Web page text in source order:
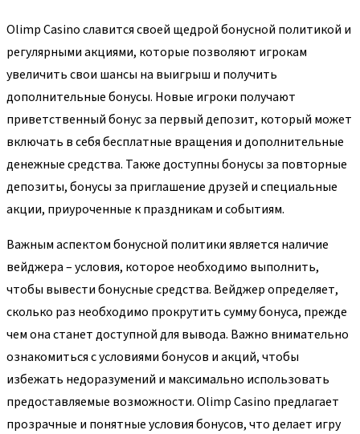
Olimp Casino славится своей щедрой бонусной политикой и
регулярными акциями, которые позволяют игрокам
увеличить свои шансы на выигрыш и получить
дополнительные бонусы. Новые игроки получают
приветственный бонус за первый депозит, который может
включать в себя бесплатные вращения и дополнительные
денежные средства. Также доступны бонусы за повторные
депозиты, бонусы за приглашение друзей и специальные
акции, приуроченные к праздникам и событиям.
Важным аспектом бонусной политики является наличие
вейджера – условия, которое необходимо выполнить,
чтобы вывести бонусные средства. Вейджер определяет,
сколько раз необходимо прокрутить сумму бонуса, прежде
чем она станет доступной для вывода. Важно внимательно
ознакомиться с условиями бонусов и акций, чтобы
избежать недоразумений и максимально использовать
предоставляемые возможности. Olimp Casino предлагает
прозрачные и понятные условия бонусов, что делает игру